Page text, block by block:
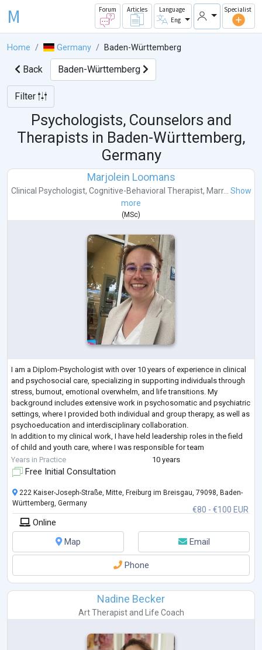
M Forum Articles
Language
Eng
Specialist
Home Germany Baden-Württemberg
Back Baden-Württemberg
Filter
Psychologists, Counselors and
Therapists in Baden-Württemberg,
Germany
Marjolein Loomans
Clinical Psychologist, Cognitive-Behavioral Therapist, Marr... Show
more
( MSc)
I am a Diplom-Psychologist with over 10 years of experience in clinical
and psychosocial care, specializing in supporting individuals through
stress, burnout, emotional overwhelm, and life transitions. My
background includes extensive work in psychosomatic and psychiatric
settings, where I provided both individual and group therapy, as well as
psychoeducation and interdisciplinary collaboration.
In addition to my clinical work, I have held leadership roles in the field
of child and youth care, where I was responsible for team
development, sy
Years in Practice 10 years
Free Initial Consultation
€80 - €100 EUR
222 Kaiser-Joseph-Straße, Mitte, Freiburg im Breisgau, 79098, Baden-
Württemberg, Germany
Online
Map
Email
Phone
Nadine Becker
Art Therapistand Life Coach